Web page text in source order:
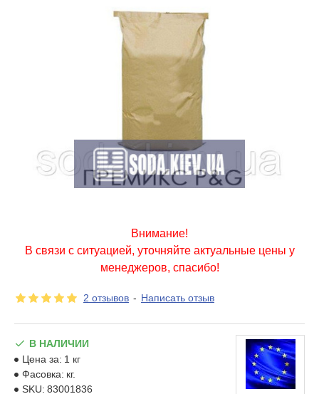
Внимание!
В связи с ситуацией, уточняйте актуальные цены у
менеджеров, спасибо!
2 отзывов - Написать отзыв
В НАЛИЧИИ
Цена за: 1 кг
Фасовка: кг.
SKU: 83001836